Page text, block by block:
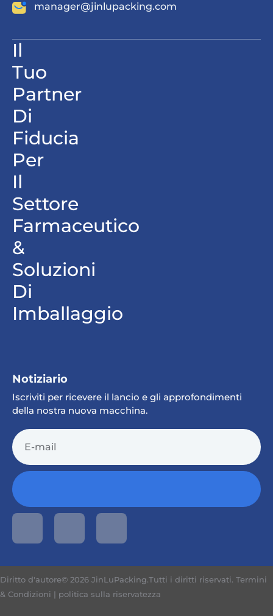
manager@jinlupacking.com
Il
Tuo
Partner
Di
Fiducia
Per
Il
Settore
Farmaceutico
&
Soluzioni
Di
Imballaggio
Notiziario
Iscriviti per ricevere il lancio e gli approfondimenti
della nostra nuova macchina.
Diritto d'autore© 2026 JinLuPacking.Tutti i diritti riservati. Termini
& Condizioni | politica sulla riservatezza